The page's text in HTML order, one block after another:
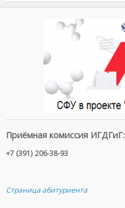
Приёмная комиссия ИГДГиГ:
+7 (391) 206-38-93
Страница абитуриента